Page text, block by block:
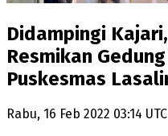
Didampingi
Resmikan
Puskesmas
Rabu, 16 Feb 2022 03:14 UTC